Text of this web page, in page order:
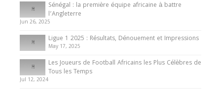
Présentation de l’équipe nationale de football
du Cameroun
8 August 2025
Sénégal : la première équipe africaine à battre
l’Angleterre
Jun 26, 2025
Ligue 1 2025 : Résultats, Dénouement et Impressions
May 17, 2025
Les Joueurs de Football Africains les Plus Célèbres de
Tous les Temps
Jul 12, 2024